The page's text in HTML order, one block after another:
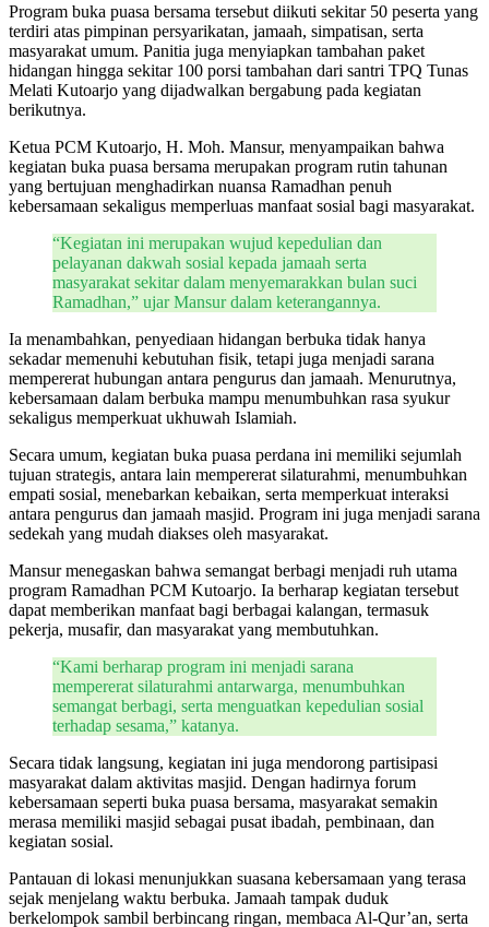
Program buka puasa bersama tersebut diikuti sekitar 50 peserta yang
terdiri atas pimpinan persyarikatan, jamaah, simpatisan, serta
masyarakat umum. Panitia juga menyiapkan tambahan paket
hidangan hingga sekitar 100 porsi tambahan dari santri TPQ Tunas
Melati Kutoarjo yang dijadwalkan bergabung pada kegiatan
berikutnya.
Ketua PCM Kutoarjo, H. Moh. Mansur, menyampaikan bahwa
kegiatan buka puasa bersama merupakan program rutin tahunan
yang bertujuan menghadirkan nuansa Ramadhan penuh
kebersamaan sekaligus memperluas manfaat sosial bagi masyarakat.
“Kegiatan ini merupakan wujud kepedulian dan
pelayanan dakwah sosial kepada jamaah serta
masyarakat sekitar dalam menyemarakkan bulan suci
Ramadhan,” ujar Mansur dalam keterangannya.
Ia menambahkan, penyediaan hidangan berbuka tidak hanya
sekadar memenuhi kebutuhan fisik, tetapi juga menjadi sarana
mempererat hubungan antara pengurus dan jamaah. Menurutnya,
kebersamaan dalam berbuka mampu menumbuhkan rasa syukur
sekaligus memperkuat ukhuwah Islamiah.
Secara umum, kegiatan buka puasa perdana ini memiliki sejumlah
tujuan strategis, antara lain mempererat silaturahmi, menumbuhkan
empati sosial, menebarkan kebaikan, serta memperkuat interaksi
antara pengurus dan jamaah masjid. Program ini juga menjadi sarana
sedekah yang mudah diakses oleh masyarakat.
Mansur menegaskan bahwa semangat berbagi menjadi ruh utama
program Ramadhan PCM Kutoarjo. Ia berharap kegiatan tersebut
dapat memberikan manfaat bagi berbagai kalangan, termasuk
pekerja, musafir, dan masyarakat yang membutuhkan.
“Kami berharap program ini menjadi sarana
mempererat silaturahmi antarwarga, menumbuhkan
semangat berbagi, serta menguatkan kepedulian sosial
terhadap sesama,” katanya.
Secara tidak langsung, kegiatan ini juga mendorong partisipasi
masyarakat dalam aktivitas masjid. Dengan hadirnya forum
kebersamaan seperti buka puasa bersama, masyarakat semakin
merasa memiliki masjid sebagai pusat ibadah, pembinaan, dan
kegiatan sosial.
Pantauan di lokasi menunjukkan suasana kebersamaan yang terasa
sejak menjelang waktu berbuka. Jamaah tampak duduk
berkelompok sambil berbincang ringan, membaca Al-Qur’an, serta